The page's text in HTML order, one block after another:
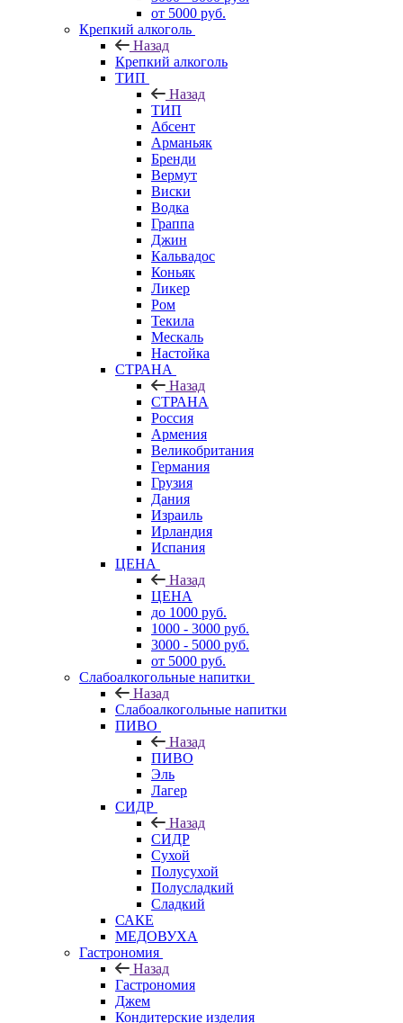
от 5000 руб.
Крепкий алкоголь
Назад
Крепкий алкоголь
ТИП
Назад
ТИП
Абсент
Арманьяк
Бренди
Вермут
Виски
Водка
Граппа
Джин
Кальвадос
Коньяк
Ликер
Ром
Текила
Мескаль
Настойка
СТРАНА
Назад
СТРАНА
Россия
Армения
Великобритания
Германия
Грузия
Дания
Израиль
Ирландия
Испания
ЦЕНА
Назад
ЦЕНА
до 1000 руб.
1000 - 3000 руб.
3000 - 5000 руб.
от 5000 руб.
Слабоалкогольные напитки
Назад
Слабоалкогольные напитки
ПИВО
Назад
ПИВО
Эль
Лагер
СИДР
Назад
СИДР
Сухой
Полусухой
Полусладкий
Сладкий
САКЕ
МЕДОВУХА
Гастрономия
Назад
Гастрономия
Джем
Кондитерские изделия